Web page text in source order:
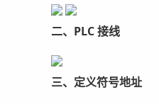
二、PLC 接线
三、定义符号地址